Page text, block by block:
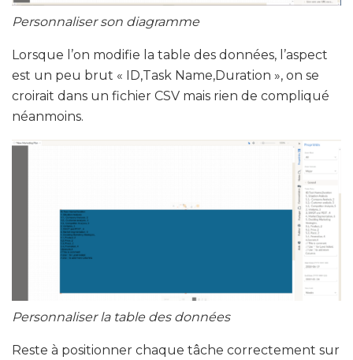
Personnaliser son diagramme
Lorsque l’on modifie la table des données, l’aspect
est un peu brut « ID,Task Name,Duration », on se
croirait dans un fichier CSV mais rien de compliqué
néanmoins.
Personnaliser la table des données
Reste à positionner chaque tâche correctement sur